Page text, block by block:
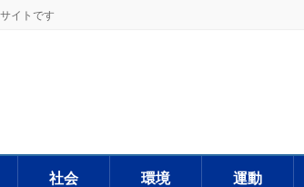
イトです
社会 環境 運動